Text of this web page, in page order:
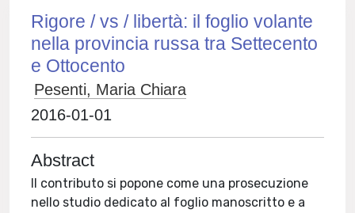
Rigore / vs / libertà: il foglio volante
nella provincia russa tra Settecento
e Ottocento
Pesenti, Maria Chiara
2016-01-01
Abstract
Il contributo si popone come una prosecuzione
nello studio dedicato al foglio manoscritto e a